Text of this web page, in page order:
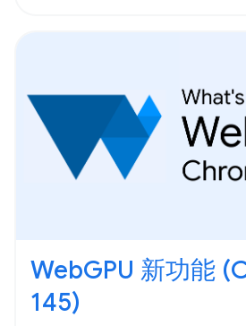
WebGPU 新功能
145)